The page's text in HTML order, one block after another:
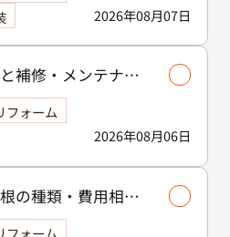
2026年08月07日
補修・メンテナン
壁塗装
2026年08月06日
フォーム
の種類・費用相場
フォーム